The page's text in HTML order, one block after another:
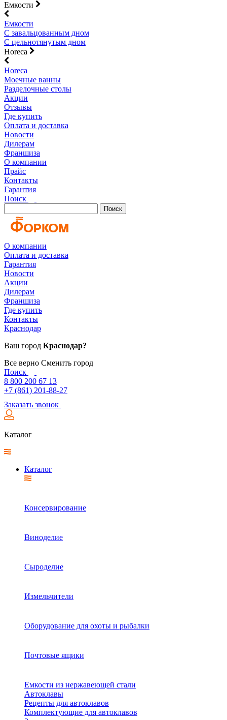
Емкости
Емкости
С завальцованным дном
С цельнотянутым дном
Horeca
Horeca
Моечные ванны
Разделочные столы
Акции
Отзывы
Где купить
Оплата и доставка
Новости
Дилерам
Франшиза
О компании
Прайс
Контакты
Гарантия
Поиск
Поиск
О компании
Оплата и доставка
Гарантия
Новости
Акции
Дилерам
Франшиза
Где купить
Контакты
Краснодар
Ваш город Краснодар?
Все верно Сменить город
Поиск
8 800 200 67 13
+7 (861) 201-88-27
Заказать звонок
Каталог
Каталог
Консервирование
Виноделие
Сыроделие
Измельчители
Оборудование для охоты и рыбалки
Почтовые ящики
Емкости из нержавеющей стали
Автоклавы
Рецепты для автоклавов
Комплектующие для автоклавов